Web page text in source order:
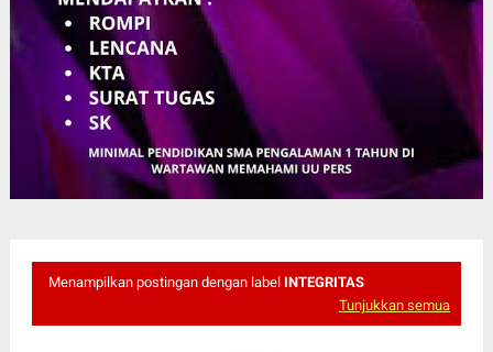
Menampilkan postingan dengan label INTEGRITAS
Tunjukkan semua